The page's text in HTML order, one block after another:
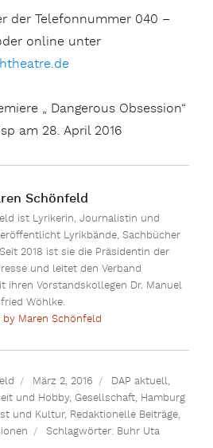
der Telefonnummer 040 –
online unter
„ Dangerous Obsession“
am 28. April 2016
Schönfeld
ist Lyrikerin, Journalistin und
Lyrikbände, Sachbücher
2018 ist sie die Präsidentin der
und leitet den Verband
ihren Vorstandskollegen Dr. Manuel
Wöhlke.
Maren Schönfeld
März 2, 2016 DAP aktuell,
und Hobby, Gesellschaft, Hamburg
und Kultur, Redaktionelle Beiträge,
Schlagwörter: Buhr Uta